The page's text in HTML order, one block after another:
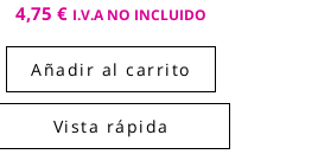
4,75€ I.V.A NO INCLUIDO
Añadir al carrito
Vista rápida